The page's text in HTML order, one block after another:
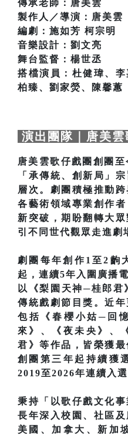
傳承老師：唐美雲
製作人／導演：唐美雲
編劇：施如芳 柯宗明
音樂設計：劉文亮
舞台監督：楊世丞
搭檔演員：杜健瑋、
柏臻、劉家熒、陳馨蕙
演出團隊｜唐美雲
唐美雲歌仔戲團創團
「承傳統、創新局」
層次。劇團積極推動
各藝術領域專業創作
新突破，期盼翻轉大
引不同世代觀眾走進劇
劇團每年創作1至2齣
起，連續5年入圍廣播
以《梨園天神─桂郎君
傳統戲劇節目獎。近年
包括《春櫻小姑─回
來》、《夜未央》、
君》等作品，皆榮獲
創團第三年起持續獲
2019至2026年連續入
秉持「以歌仔戲文化
長年深入校園、社區
美國、加拿大、新加